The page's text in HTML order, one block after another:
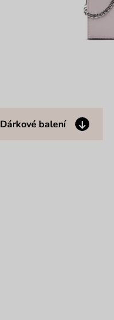
Dárkové balení